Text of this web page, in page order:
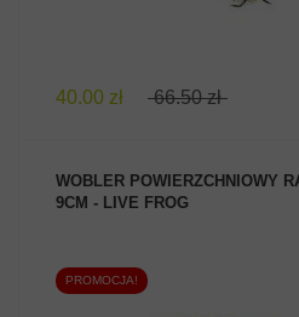
40.00 zł 66.50 zł
WOBLER POWIERZCHNIOWY
9CM - LIVE FROG
PROMOCJA!